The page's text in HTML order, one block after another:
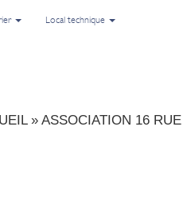
Local technique
» ASSOCIATION 16